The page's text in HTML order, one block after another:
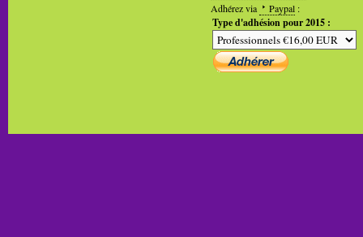
Adhérez via
Paypal :
Type d'adhésion pour 2015 :